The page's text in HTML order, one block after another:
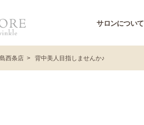
サロンについて
西条店 背中美人目指しませんか♪